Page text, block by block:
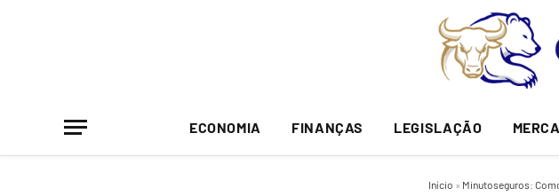
ECONOMIA FINANÇAS LEGISLAÇÃO
Início » Minutoseguros: